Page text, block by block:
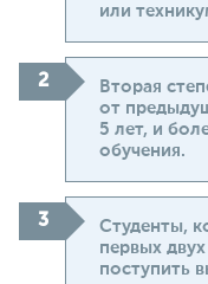
или
Вторая
от
5 лет, и
обучения.
Студенты,
первых
поступить